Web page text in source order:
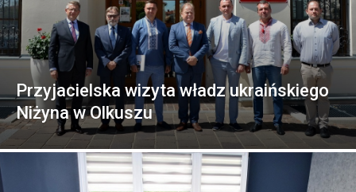
Przyjacielska wizyta władz ukraińskiego
Niżyna w Olkuszu